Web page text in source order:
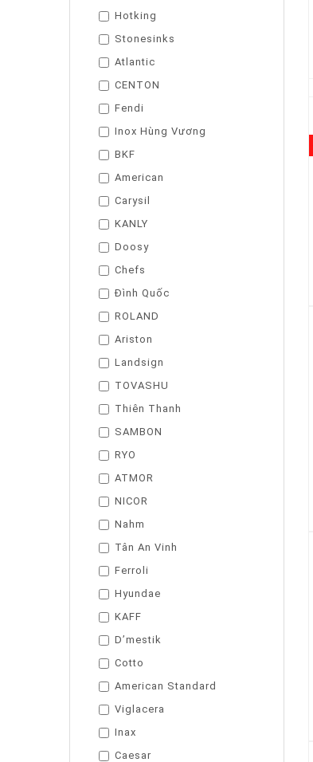
Hotking
Stonesinks
Atlantic
CENTON
Fendi
Inox Hùng Vương
BKF
American
Carysil
KANLY
Doosy
Chefs
Đình Quốc
ROLAND
Ariston
Landsign
TOVASHU
Thiên Thanh
SAMBON
RYO
ATMOR
NICOR
Nahm
Tân An Vinh
Ferroli
Hyundae
KAFF
D’mestik
Cotto
American Standard
Viglacera
Inax
Caesar